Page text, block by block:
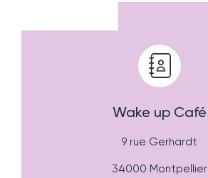
Wake up Café
9 rue Gerhardt
34000 Montpellier